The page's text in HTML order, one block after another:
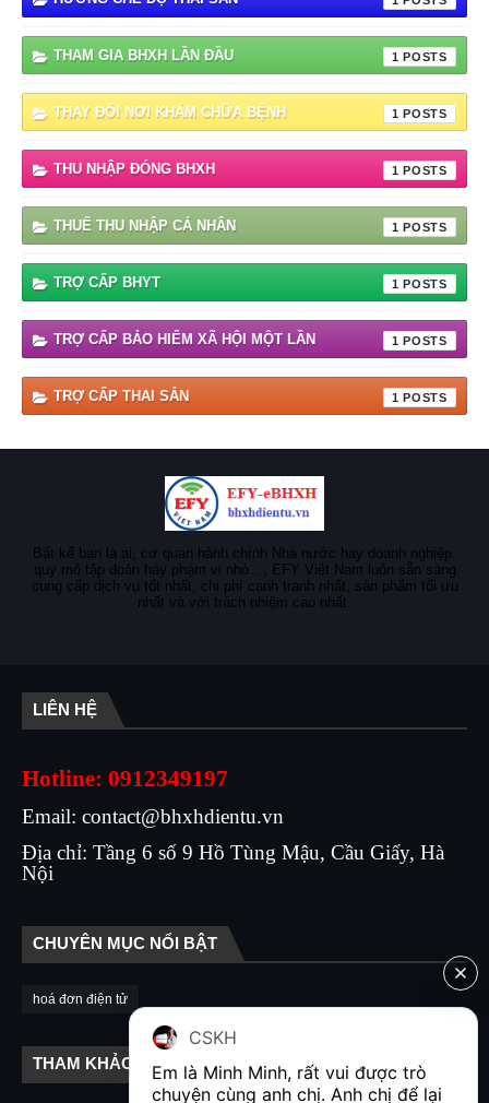
THAM GIA BHXH LẦN ĐẦU 1
THAY ĐỔI NƠI KHÁM CHỮA BỆNH 1
THU NHẬP ĐÓNG BHXH 1
THUẾ THU NHẬP CÁ NHÂN 1
TRỢ CẤP BHYT 1
TRỢ CẤP BẢO HIỂM XÃ HỘI MỘT LẦN 1
TRỢ CẤP THAI SẢN 1
Bất kể bạn là ai, cơ quan hành chính Nhà nước hay doanh nghiệp,
quy mô tập đoàn hay phạm vi nhỏ…, EFY Việt Nam luôn sẵn sàng
cung cấp dịch vụ tốt nhất, chi phí cạnh tranh nhất, sản phẩm tối ưu
nhất và với trách nhiệm cao nhất.
LIÊN HỆ
Hotline: 0912349197
Email: contact@bhxhdientu.vn
Địa chỉ: Tầng 6 số 9 Hồ Tùng Mậu, Cầu Giấy, Hà
Nội
CHUYÊN MỤC NỔI BẬT
hoá đơn điện tử
THAM KHẢO LIÊN KẾT
CSKH
Em là Minh Minh, rất vui được trò
chuyện cùng anh chị. Anh chị để lại